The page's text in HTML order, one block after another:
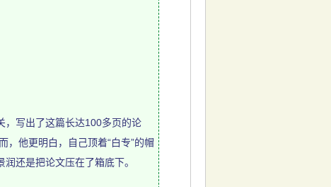
写出了这篇长达100多页的论
他更明白，自己顶着“白专”的帽
还是把论文压在了箱底下。